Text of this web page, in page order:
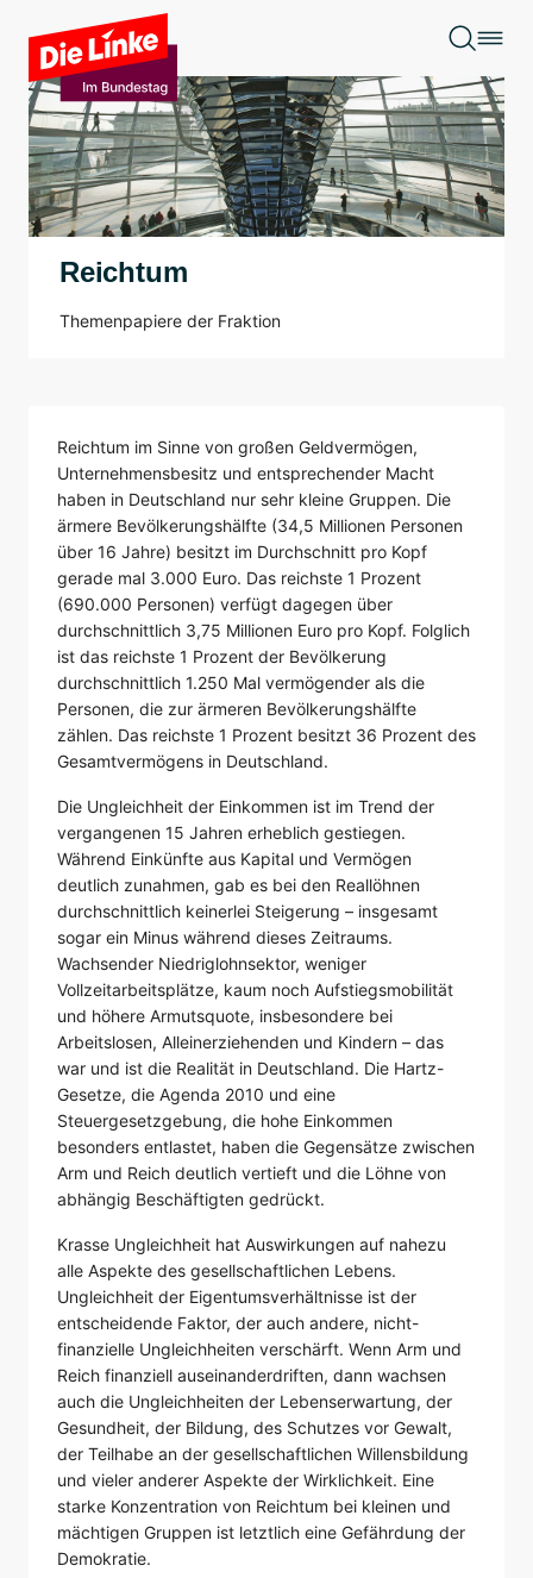
Zum Hauptinhalt springen
Reichtum
Themenpapiere der Fraktion
Reichtum im Sinne von großen Geldvermögen,
Unternehmensbesitz und entsprechender Macht
haben in Deutschland nur sehr kleine Gruppen. Die
ärmere Bevölkerungshälfte (34,5 Millionen Personen
über 16 Jahre) besitzt im Durchschnitt pro Kopf
gerade mal 3.000 Euro. Das reichste 1 Prozent
(690.000 Personen) verfügt dagegen über
durchschnittlich 3,75 Millionen Euro pro Kopf. Folglich
ist das reichste 1 Prozent der Bevölkerung
durchschnittlich 1.250 Mal vermögender als die
Personen, die zur ärmeren Bevölkerungshälfte
zählen. Das reichste 1 Prozent besitzt 36 Prozent des
Gesamtvermögens in Deutschland.
Die Ungleichheit der Einkommen ist im Trend der
vergangenen 15 Jahren erheblich gestiegen.
Während Einkünfte aus Kapital und Vermögen
deutlich zunahmen, gab es bei den Reallöhnen
durchschnittlich keinerlei Steigerung – insgesamt
sogar ein Minus während dieses Zeitraums.
Wachsender Niedriglohnsektor, weniger
Vollzeitarbeitsplätze, kaum noch Aufstiegsmobilität
und höhere Armutsquote, insbesondere bei
Arbeitslosen, Alleinerziehenden und Kindern – das
war und ist die Realität in Deutschland. Die Hartz-
Gesetze, die Agenda 2010 und eine
Steuergesetzgebung, die hohe Einkommen
besonders entlastet, haben die Gegensätze zwischen
Arm und Reich deutlich vertieft und die Löhne von
abhängig Beschäftigten gedrückt.
Krasse Ungleichheit hat Auswirkungen auf nahezu
alle Aspekte des gesellschaftlichen Lebens.
Ungleichheit der Eigentumsverhältnisse ist der
entscheidende Faktor, der auch andere, nicht-
finanzielle Ungleichheiten verschärft. Wenn Arm und
Reich finanziell auseinanderdriften, dann wachsen
auch die Ungleichheiten der Lebenserwartung, der
Gesundheit, der Bildung, des Schutzes vor Gewalt,
der Teilhabe an der gesellschaftlichen Willensbildung
und vieler anderer Aspekte der Wirklichkeit. Eine
starke Konzentration von Reichtum bei kleinen und
mächtigen Gruppen ist letztlich eine Gefährdung der
Demokratie.